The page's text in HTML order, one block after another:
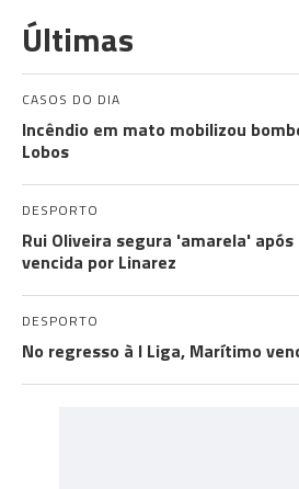
Últimas
CASOS DO DIA
Incêndio em mato mobilizou
Lobos
DESPORTO
Rui Oliveira segura 'amarela'
vencida por Linarez
DESPORTO
No regresso à I Liga, Marítimo